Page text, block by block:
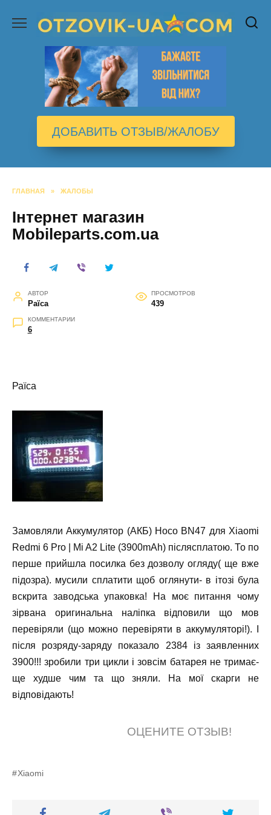
содержанию
ДОБАВИТЬ ОТЗЫВ/ЖАЛОБУ
ГЛАВНАЯ » ЖАЛОБЫ
Інтернет магазин
Mobileparts.com.ua
АВТОР
Раїса
ПРОСМОТРОВ
439
КОММЕНТАРИИ
6
Раїса
Замовляли Аккумулятор (АКБ) Hoco BN47 для Xiaomi
Redmi 6 Pro | Mi A2 Lite (3900mAh) післясплатою. То по
перше прийшла посилка без дозволу огляду( ще вже
підозра). мусили сплатити щоб оглянути- в ітозі була
вскрита заводська упаковка! На моє питання чому
зірвана оригинальна наліпка відповили що мов
перевіряли (що можно перевіряти в аккумуляторі!). І
після розряду-заряду показало 2384 із заявленних
3900!!! зробили три цикли і зовсім батарея не тримає-
ще худше чим та що зняли. На мої скарги не
відповідають!
ОЦЕНИТЕ ОТЗЫВ!
Xiaomi